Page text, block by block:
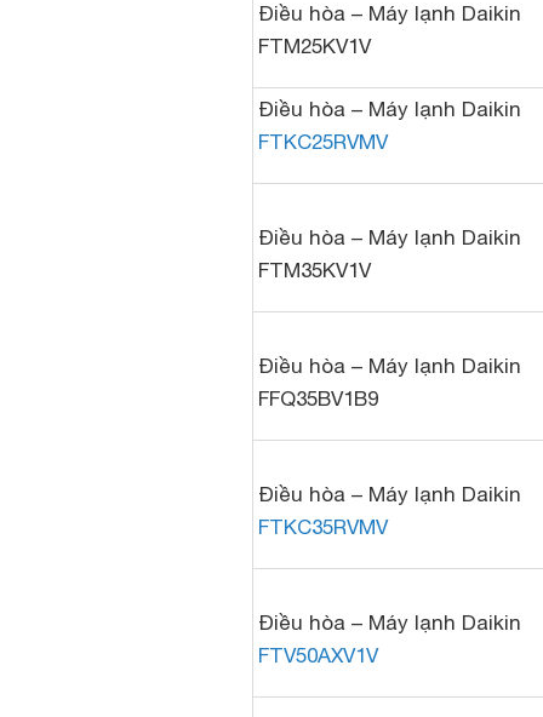
Điều hòa – Máy lạnh Daikin
FTM25KV1V
Điều hòa – Máy lạnh Daikin
FTKC25RVMV
Điều hòa – Máy lạnh Daikin
FTM35KV1V
Điều hòa – Máy lạnh Daikin
FFQ35BV1B9
Điều hòa – Máy lạnh Daikin
FTKC35RVMV
Điều hòa – Máy lạnh Daikin
FTV50AXV1V